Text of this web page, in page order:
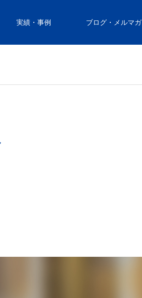
実績・事例 ブログ・メルマガ